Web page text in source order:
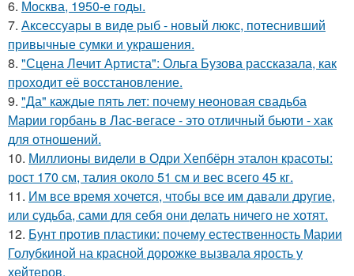
6. Москва, 1950-е годы.
7. Аксессуары в виде рыб - новый люкс, потеснивший
привычные сумки и украшения.
8. "Сцена Лечит Артиста": Ольга Бузова рассказала, как
проходит её восстановление.
9. "Да" каждые пять лет: почему неоновая свадьба
Марии горбань в Лас-вегасе - это отличный бьюти - хак
для отношений.
10. Миллионы видели в Одри Хепбёрн эталон красоты:
рост 170 см, талия около 51 см и вес всего 45 кг.
11. Им все время хочется, чтобы все им давали другие,
или судьба, сами для себя они делать ничего не хотят.
12. Бунт против пластики: почему естественность Марии
Голубкиной на красной дорожке вызвала ярость у
хейтеров.